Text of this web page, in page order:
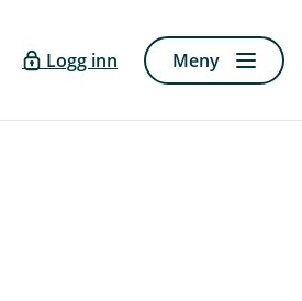
Logg inn Meny